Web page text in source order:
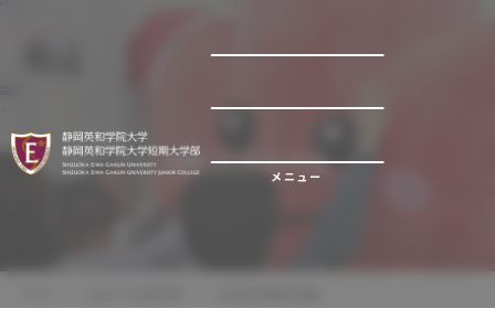
メニュー
地域連携事例集